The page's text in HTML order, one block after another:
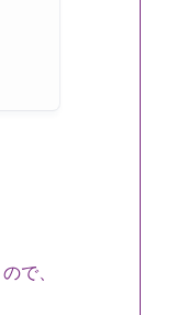
で、